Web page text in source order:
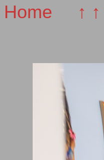
Home ↑